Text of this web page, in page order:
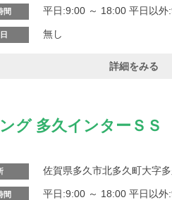
間 平日:9:00 ～ 18:00 平日以
無し
詳細をみる
グ 多久インターＳＳ
佐賀県多久市北多久町大字
間 平日:9:00 ～ 18:00 平日以